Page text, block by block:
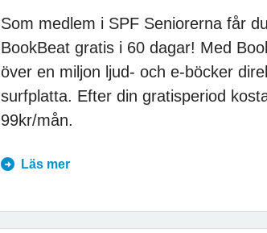
Som medlem i SPF Seniorerna får
BookBeat gratis i 60 dagar! Med
över en miljon ljud- och e-böcker
surfplatta. Efter din gratisperiod
99kr/mån.
Läs mer